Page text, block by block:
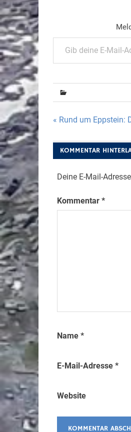
Gib deine E-Mail-Adresse ein ...
« Rund um Eppstein:
KOMMENTAR
Deine E-Mail-
Kommentar *
Name *
E-Mail-Adresse *
Website